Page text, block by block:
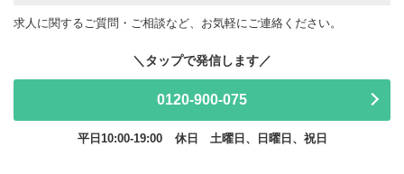
求人に関するご質問・ご相談など、お気軽にご連絡ください。
0120-900-075
平日10:00-19:00 休日 土曜日、日曜日、祝日